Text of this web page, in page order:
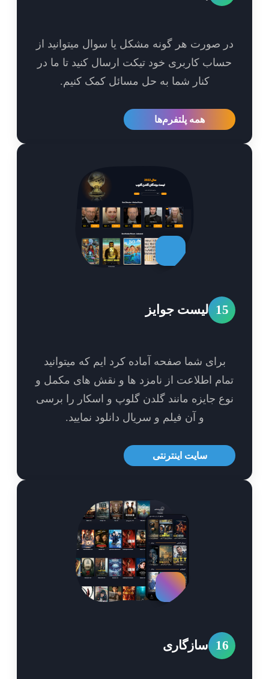
صورت هر گونه مشکل یا سوال میتوانید از
کاربری خود تیکت ارسال کنید تا ما در
کنار شما به حل مسائل کمک کنیم.
همه پلتفرم‌ها
لیست جوایز
برای شما صفحه آماده کرد ایم که میتوانید
اطلاعت از نامزد ها و نقش های مکمل و
جایزه مانند گلدن گلوپ و اسکار را برسی
و آن فیلم و سریال دانلود نمایید.
سایت اینترنتی
سازگاری